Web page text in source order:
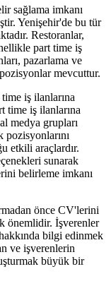
sağlama imkanı
Yenişehir'de bu tür
Restoranlar,
part time iş
pazarlama ve
mevcuttur.
iş ilanlarına
time iş ilanlarına
medya grupları
etkili araçlardır.
sunarak
belirleme imkanı
önce CV'lerini
önemlidir. İşverenler
bilgi edinmek
ve işverenlerin
büyük bir